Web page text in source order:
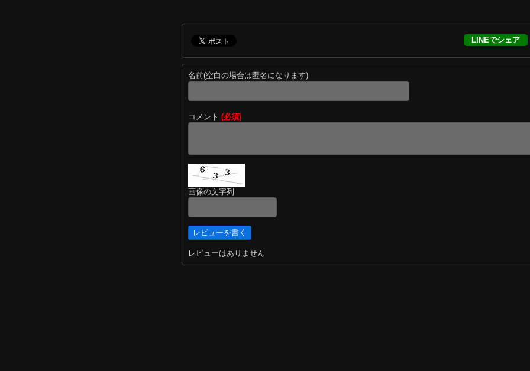
LINEでシェア
名前(空白の場合は匿名になります)
コメント (必須)
画像の文字列
レビューはありません